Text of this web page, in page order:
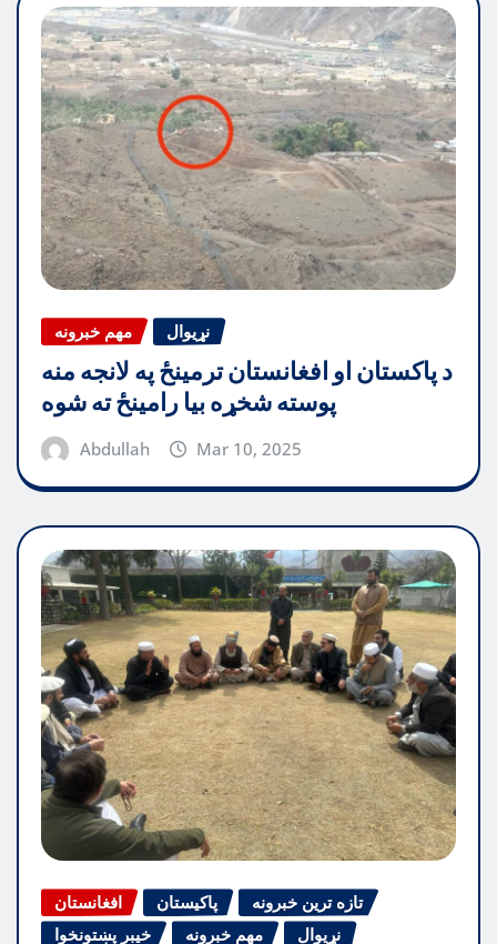
مهم خبرونه نړیوال
د پاکستان او افغانستان ترمینځ په لانجه منه
پوسته شخړه بیا رامینځ ته شوه
Abdullah Mar 10, 2025
افغانستان پاکیستان
تازه ترین خبرونه
خیبر پښتونخوا
مهم خبرونه نړیوال